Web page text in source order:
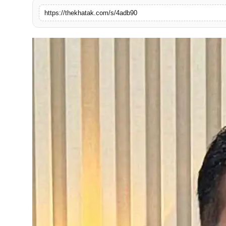
लाइफस्टाइल
https://thekhatak.com/s/4adb90